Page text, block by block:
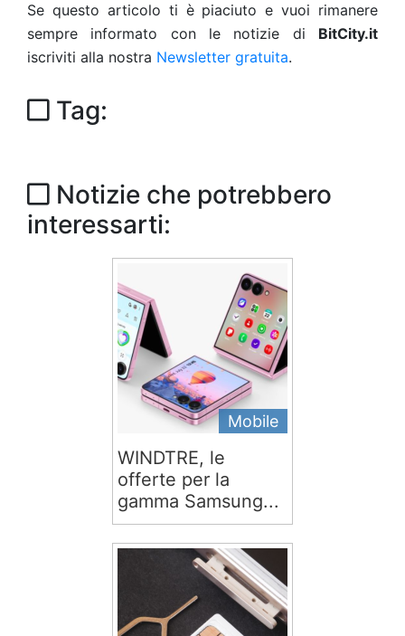
Se questo articolo ti è piaciuto e vuoi rimanere
sempre informato con le notizie di BitCity.it
iscriviti alla nostra Newsletter gratuita.
Tag:
Notizie che potrebbero
interessarti:
Mobile
WINDTRE, le
offerte per la
gamma Samsung...